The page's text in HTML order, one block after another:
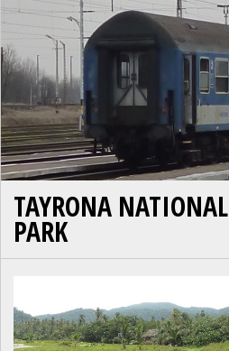
TAYRONA NATIONAL
PARK